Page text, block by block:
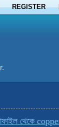
REGISTER
থেকে copper